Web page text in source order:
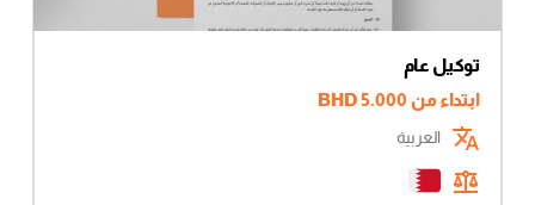
توكيل عام
ابتداء من 5.000
BHD
العربية